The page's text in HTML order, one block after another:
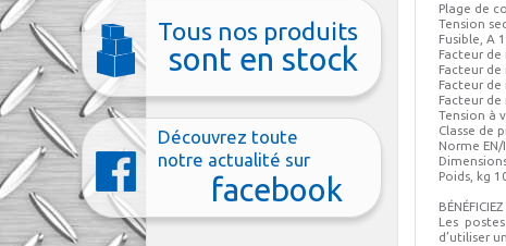
Tous nos produits
sont en stock
Découvrez toute
notre actualité sur
facebook
Plage de
Tension
Fusible, A
Facteur de
Facteur de
Facteur de
Facteur de
Tension à
Classe de
Norme EN/
Poids, kg
Les
d’utiliser